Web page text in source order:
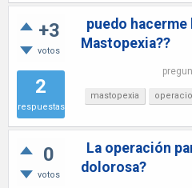
+3
votos
2
respuestas
puedo
Mastopexia??
mastopexia
0
votos
La operación
dolorosa?